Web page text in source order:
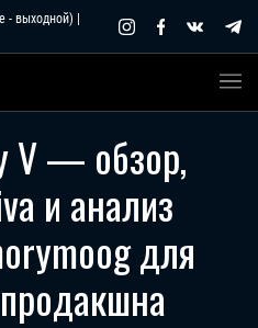
выходной) |
V — обзор,
и анализ
для